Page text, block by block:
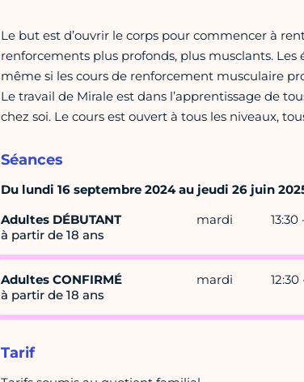
Le but est d’ouvrir le corps pour commencer à
renforcements plus profonds, plus musclants.
même si les cours de renforcement musculaire
Le travail de Mirale est dans l’apprentissage de
chez soi. Le cours est ouvert à tous les niveaux,
Séances
Du lundi 16 septembre 2024 au jeudi 26 juin
Adultes DÉBUTANT
à partir de 18 ans
mardi 13:30
Adultes CONFIRMÉ
à partir de 18 ans
mardi 12:30
Tarif